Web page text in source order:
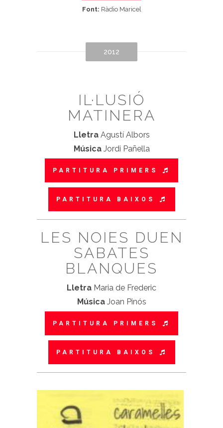
Font: Ràdio Maricel
2012
IL·LUSIÓ
MATINERA
LletraAgustí Albors
MúsicaJordi Pañella
PARTITURA PRIMERS
PARTITURA BAIXOS
LES NOIES DUEN
SABATES
BLANQUES
Lletra Maria de Frederic
MúsicaJoan Pinós
PARTITURA PRIMERS
PARTITURA BAIXOS